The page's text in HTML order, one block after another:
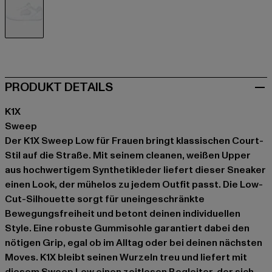
PRODUKT DETAILS
K1X
Sweep
Der K1X Sweep Low für Frauen bringt klassischen Court-
Stil auf die Straße. Mit seinem cleanen, weißen Upper
aus hochwertigem Synthetikleder liefert dieser Sneaker
einen Look, der mühelos zu jedem Outfit passt. Die Low-
Cut-Silhouette sorgt für uneingeschränkte
Bewegungsfreiheit und betont deinen individuellen
Style. Eine robuste Gummisohle garantiert dabei den
nötigen Grip, egal ob im Alltag oder bei deinen nächsten
Moves. K1X bleibt seinen Wurzeln treu und liefert mit